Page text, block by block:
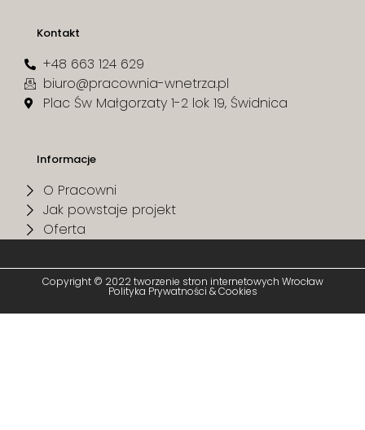
Kontakt
+48 663 124 629
biuro@pracownia-wnetrza.pl
Plac Św Małgorzaty 1-2 lok 19, Świdnica
Informacje
O Pracowni
Jak powstaje projekt
Oferta
Copyright © 2022 tworzenie stron internetowych Wrocław
Polityka Prywatności & Cookies